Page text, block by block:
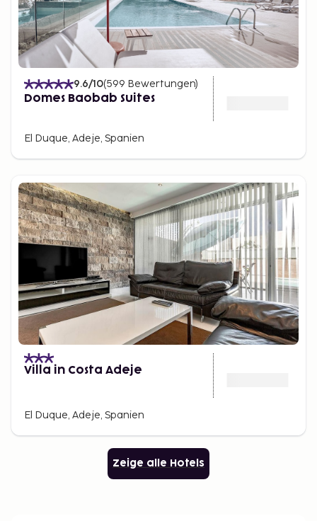
9.6/10(599 Bewertungen)
Domes Baobab Suites
El Duque, Adeje, Spanien
Villa in Costa Adeje
El Duque, Adeje, Spanien
Zeige alle Hotels